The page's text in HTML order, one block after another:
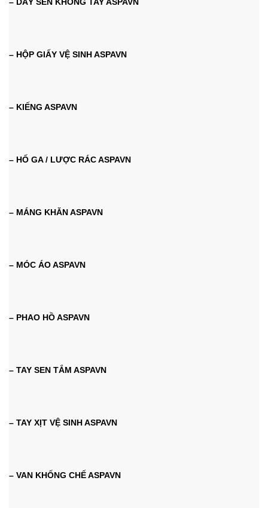
– HỘP GIẤY VỆ SINH ASPAVN
– KIẾNG ASPAVN
– HỐ GA / LƯỢC RÁC ASPAVN
– MÁNG KHĂN ASPAVN
– MÓC ÁO ASPAVN
– PHAO HỒ ASPAVN
– TAY SEN TẮM ASPAVN
– TAY XỊT VỆ SINH ASPAVN
– VAN KHỐNG CHẾ ASPAVN